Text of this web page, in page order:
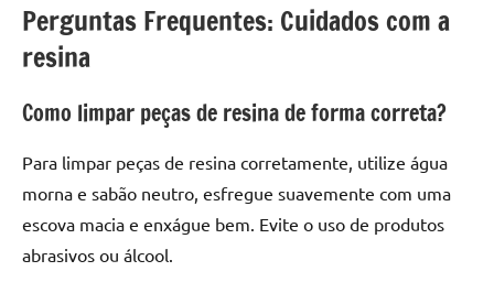
Perguntas Frequentes: Cuidados com a
resina
Como limpar peças de resina de forma correta?
Para limpar peças de resina corretamente, utilize água
morna e sabão neutro, esfregue suavemente com uma
escova macia e enxágue bem. Evite o uso de produtos
abrasivos ou álcool.